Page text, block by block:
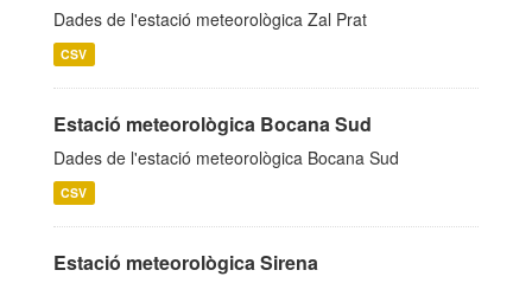
Dades de l'estació meteorològica Zal Prat
CSV
Estació meteorològica Bocana Sud
Dades de l'estació meteorològica Bocana Sud
CSV
Estació meteorològica Sirena